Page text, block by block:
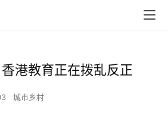
香港教育正在拨乱反正
城市乡村